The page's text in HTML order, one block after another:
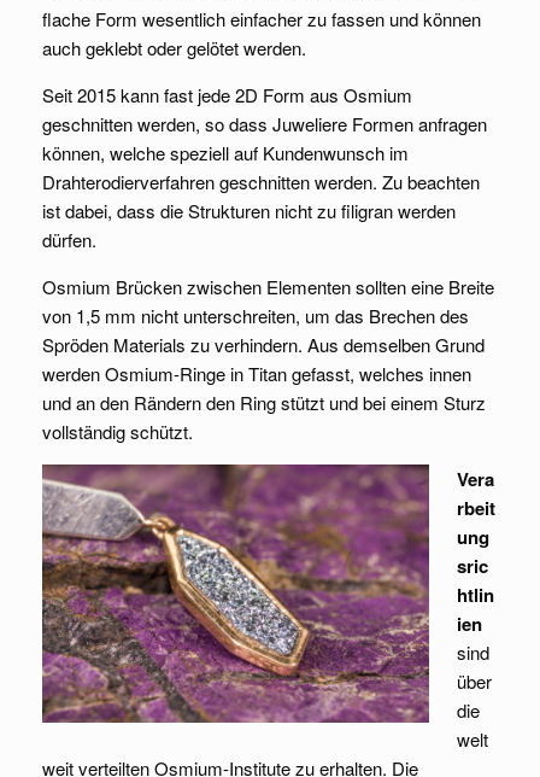
flache Form wesentlich einfacher zu fassen und können
auch geklebt oder gelötet werden.
Seit 2015 kann fast jede 2D Form aus Osmium
geschnitten werden, so dass Juweliere Formen anfragen
können, welche speziell auf Kundenwunsch im
Drahterodierverfahren geschnitten werden. Zu beachten
ist dabei, dass die Strukturen nicht zu filigran werden
dürfen.
Osmium Brücken zwischen Elementen sollten eine Breite
von 1,5 mm nicht unterschreiten, um das Brechen des
Spröden Materials zu verhindern. Aus demselben Grund
werden Osmium-Ringe in Titan gefasst, welches innen
und an den Rändern den Ring stützt und bei einem Sturz
vollständig schützt.
Vera
rbeit
ung
sric
htlin
ien
sind
über
die
welt
weit verteilten Osmium-Institute zu erhalten. Die